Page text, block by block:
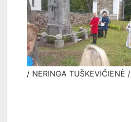
/ NERINGA TUŠKEVIČIENĖ /